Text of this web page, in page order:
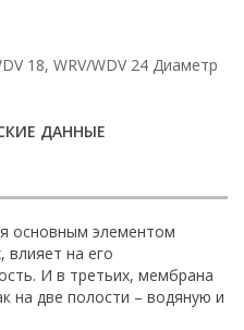
18, WRV/WDV 24 Диаметр
ДАННЫЕ
основным элементом
на его
И в третьих, мембрана
на две полости – водяную и